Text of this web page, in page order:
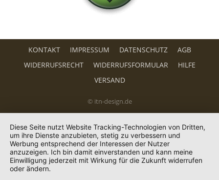
KONTAKT IMPRESSUM DATENSCHUTZ
AGB
WIDERRUFSRECHT
WIDERRUFSFORMULAR
HILFE
VERSAND
© itn-design.de
Diese Seite nutzt Website Tracking-Technologien von Dritten,
um ihre Dienste anzubieten, stetig zu verbessern und
Werbung entsprechend der Interessen der Nutzer
anzuzeigen. Ich bin damit einverstanden und kann meine
Einwilligung jederzeit mit Wirkung für die Zukunft widerrufen
oder ändern.